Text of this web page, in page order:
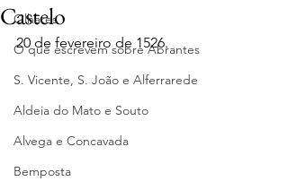
Olhares
O que escrevem sobre Abrantes
S. Vicente, S. João e Alferrarede
Aldeia do Mato e Souto
Alvega e Concavada
Bemposta
Castelo
20 de fevereiro de 1526.